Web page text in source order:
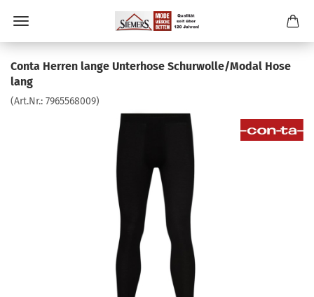
Conta Herren lange Unterhose Schurwolle/Modal Hose
lang
(Art.Nr.: 7965568009)